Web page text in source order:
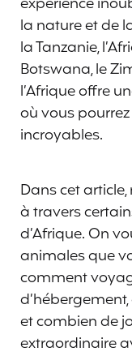
la nature et de
la Tanzanie,
Botswana, le
l’Afrique offre
où vous
incroyables.
Dans cet
à travers
d’Afrique. On
animales que
comment
et combien de
extraordinaire